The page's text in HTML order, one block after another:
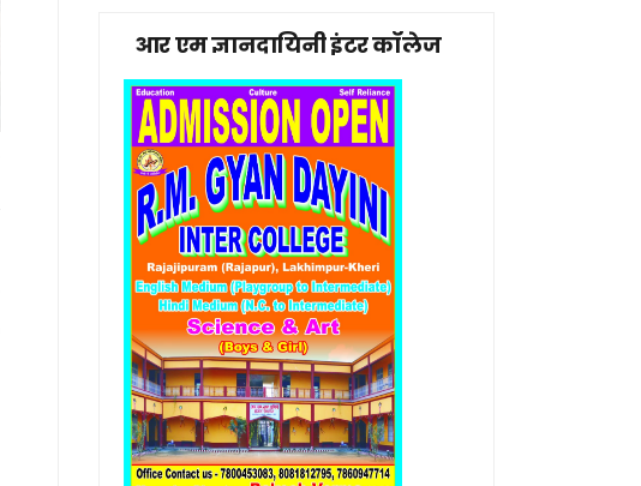
आर एम ज्ञानदायिनी इंटर कॉलेज